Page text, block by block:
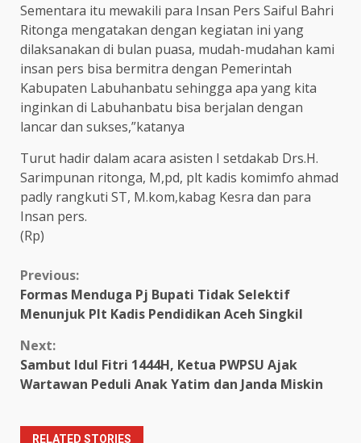
Sementara itu mewakili para Insan Pers Saiful Bahri
Ritonga mengatakan dengan kegiatan ini yang
dilaksanakan di bulan puasa, mudah-mudahan kami
insan pers bisa bermitra dengan Pemerintah
Kabupaten Labuhanbatu sehingga apa yang kita
inginkan di Labuhanbatu bisa berjalan dengan
lancar dan sukses,”katanya
Turut hadir dalam acara asisten I setdakab Drs.H.
Sarimpunan ritonga, M,pd, plt kadis komimfo ahmad
padly rangkuti ST, M.kom,kabag Kesra dan para
Insan pers.
(Rp)
Continue
Reading
Previous:
Formas Menduga Pj Bupati Tidak Selektif
Menunjuk Plt Kadis Pendidikan Aceh Singkil
Next:
Sambut Idul Fitri 1444H, Ketua PWPSU Ajak
Wartawan Peduli Anak Yatim dan Janda Miskin
RELATED STORIES